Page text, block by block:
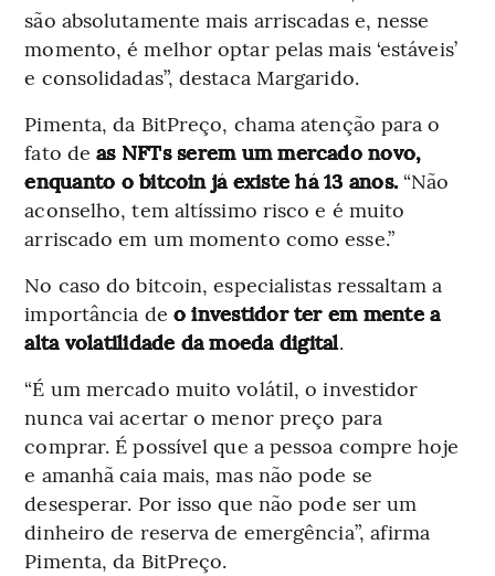
são absolutamente mais arriscadas e, nesse
momento, é melhor optar pelas mais ‘estáveis’
e consolidadas”, destaca Margarido.
Pimenta, da BitPreço, chama atenção para o
fato deas NFTs serem um mercado novo,
enquanto o bitcoin já existe há 13 anos. “Não
aconselho, tem altíssimo risco e é muito
arriscado em um momento como esse.”
No caso do bitcoin, especialistas ressaltam a
importância de o investidor ter em mente a
alta volatilidade da moeda digital.
“É um mercado muito volátil, o investidor
nunca vai acertar o menor preço para
comprar. É possível que a pessoa compre hoje
e amanhã caia mais, mas não pode se
desesperar. Por isso que não pode ser um
dinheiro de reserva de emergência”, afirma
Pimenta, da BitPreço.